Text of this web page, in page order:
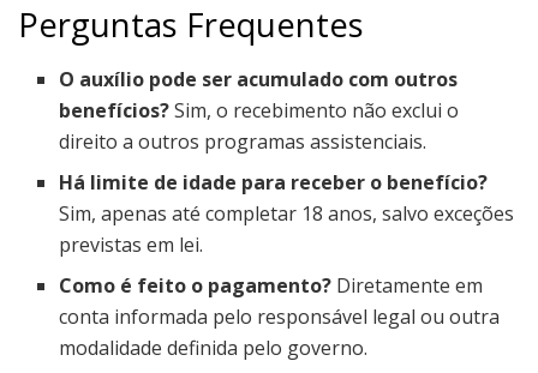
Perguntas Frequentes
O auxílio pode ser acumulado com outros
benefícios?Sim, o recebimento não exclui o
direito a outros programas assistenciais.
Há limite de idade para receber o benefício?
Sim, apenas até completar 18 anos, salvo exceções
previstas em lei.
Como é feito o pagamento? Diretamente em
conta informada pelo responsável legal ou outra
modalidade definida pelo governo.